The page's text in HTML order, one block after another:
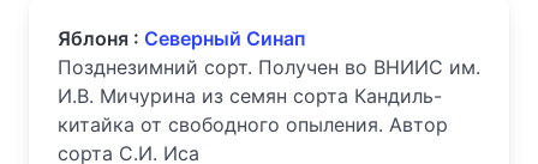
Яблоня : Северный Синап
Позднезимний сорт. Получен во ВНИИС им.
И.В. Мичурина из семян сорта Кандиль-
китайка от свободного опыления. Автор
сорта С.И. Иса